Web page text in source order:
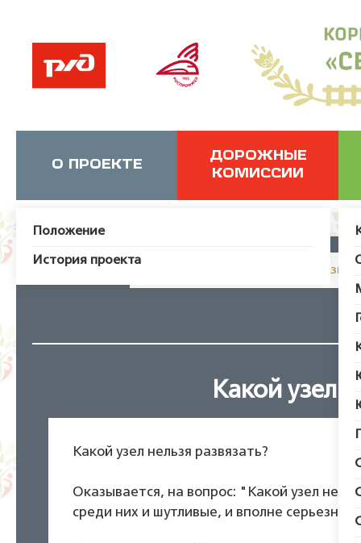
О ПРОЕКТЕ
Положение
История проекта
ДОРОЖНЫЕ
КОМИССИИ
JUser: :_load: Не удалось
Какой узел
Какой узел нельзя развязать?
Оказывается, на вопрос: "Какой узел
среди них и шутливые, и вполне серьезные.